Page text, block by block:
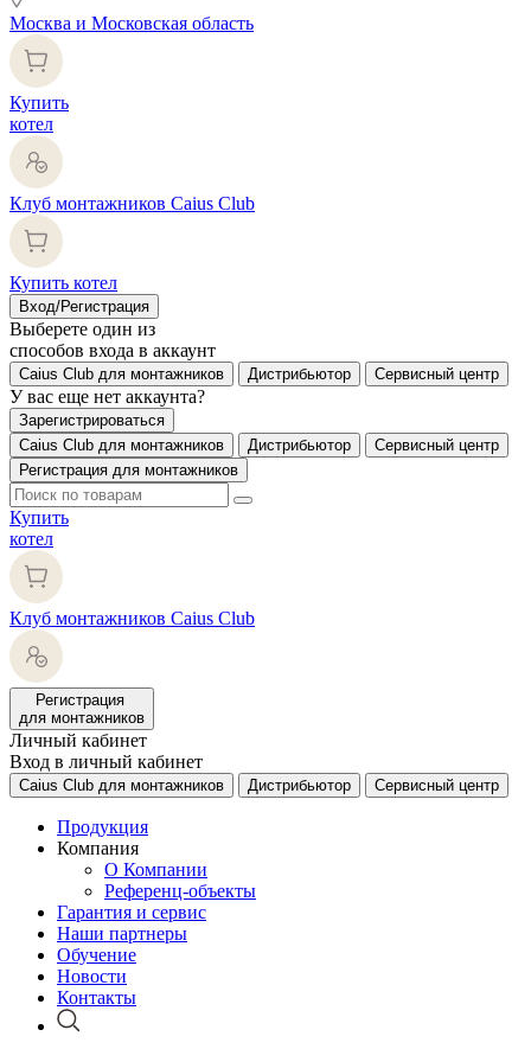
Москва и Московская область
Купить
котел
Клуб монтажников Caius Club
Купить котел
Вход/Регистрация
Выберете один из
способов входа в аккаунт
Caius Club для монтажников Дистрибьютор Сервисный центр
У вас еще нет аккаунта?
Зарегистрироваться
Caius Club для монтажников
Дистрибьютор
Сервисный центр
Регистрация для монтажников
Купить
котел
Клуб монтажников Caius Club
Регистрация
для монтажников
Личный кабинет
Вход в личный кабинет
Caius Club для монтажников Дистрибьютор Сервисный центр
Продукция
Компания
О Компании
Референц-объекты
Гарантия и сервис
Наши партнеры
Обучение
Новости
Контакты